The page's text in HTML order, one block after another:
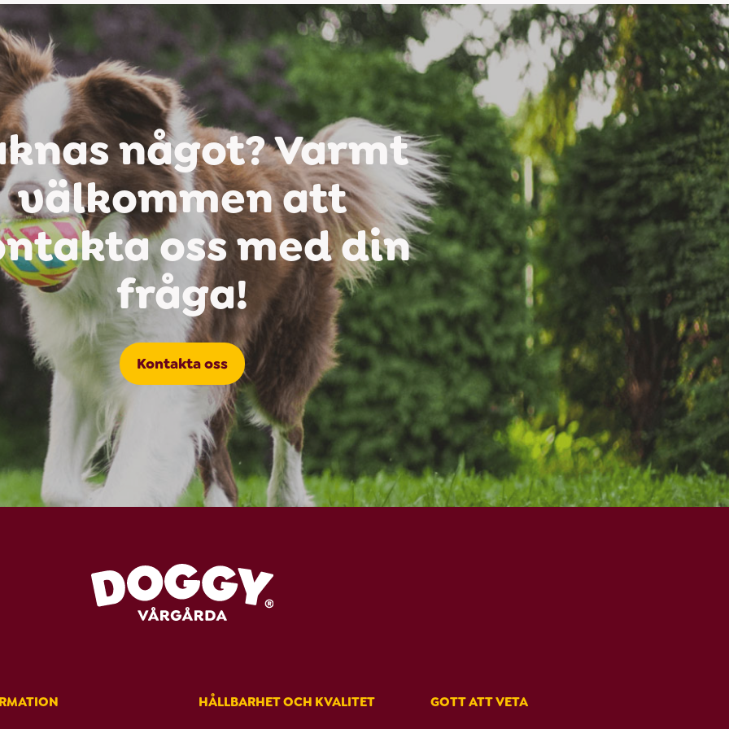
något? Varmt
välkommen att
oss med din
fråga!
Kontakta oss
HÅLLBARHET OCH KVALITET GOTT ATT VETA